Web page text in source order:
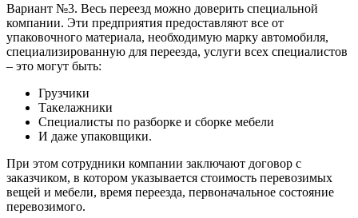
Вариант №3. Весь переезд можно доверить специальной
компании. Эти предприятия предоставляют все от
упаковочного материала, необходимую марку автомобиля,
специализированную для переезда, услуги всех специалистов
– это могут быть:
Грузчики
Такелажники
Специалисты по разборке и сборке мебели
И даже упаковщики.
При этом сотрудники компании заключают договор с
заказчиком, в котором указывается стоимость перевозимых
вещей и мебели, время переезда, первоначальное состояние
перевозимого.